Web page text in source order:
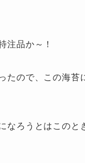
注品か～！
たので、この海苔
なろうとはこのと